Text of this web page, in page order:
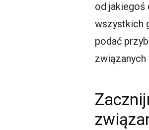
od jakiegoś
wszystkich
podać
związanych